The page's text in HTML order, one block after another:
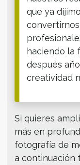
que ya
haciendo la
después
creatividad
Si quieres
más en
fotografía de
a continuación